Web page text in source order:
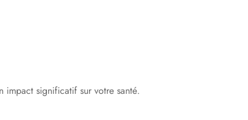
impact significatif sur votre santé.